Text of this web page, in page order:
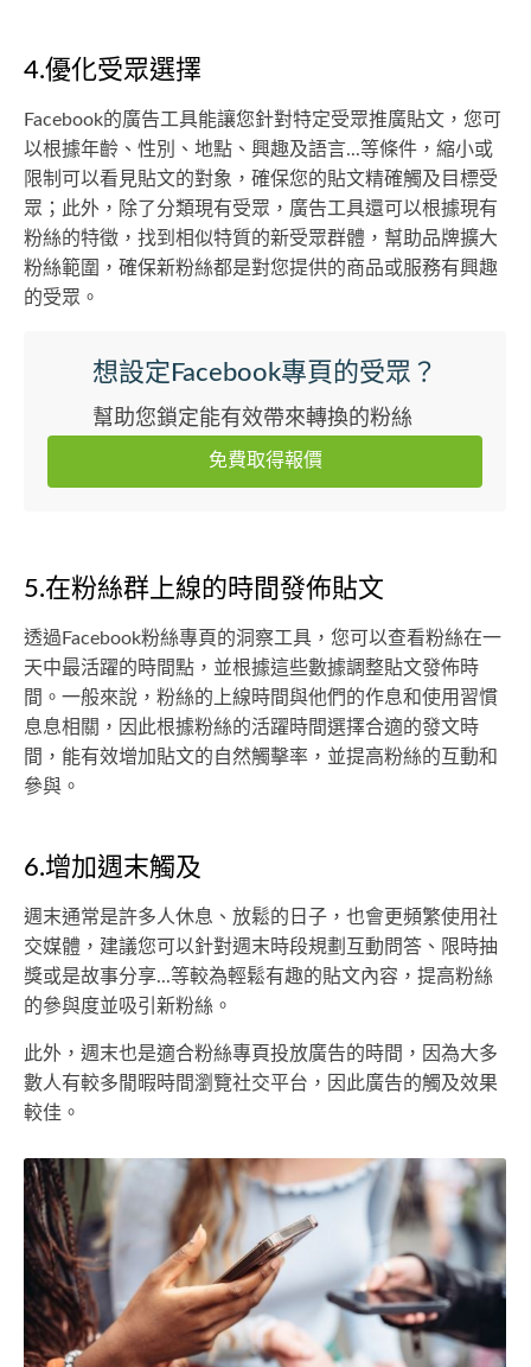
4.優化受眾選擇
Facebook的廣告工具能讓您針對特定受眾推廣貼文，您可
以根據年齡、性別、地點、興趣及語言...等條件，縮小或
限制可以看見貼文的對象，確保您的貼文精確觸及目標受
眾；此外，除了分類現有受眾，廣告工具還可以根據現有
粉絲的特徵，找到相似特質的新受眾群體，幫助品牌擴大
粉絲範圍，確保新粉絲都是對您提供的商品或服務有興趣
的受眾。
想設定Facebook專頁的受眾？
幫助您鎖定能有效帶來轉換的粉絲
免費取得報價
5.在粉絲群上線的時間發佈貼文
透過Facebook粉絲專頁的洞察工具，您可以查看粉絲在一
天中最活躍的時間點，並根據這些數據調整貼文發佈時
間。一般來說，粉絲的上線時間與他們的作息和使用習慣
息息相關，因此根據粉絲的活躍時間選擇合適的發文時
間，能有效增加貼文的自然觸擊率，並提高粉絲的互動和
參與。
6.增加週末觸及
週末通常是許多人休息、放鬆的日子，也會更頻繁使用社
交媒體，建議您可以針對週末時段規劃互動問答、限時抽
獎或是故事分享...等較為輕鬆有趣的貼文內容，提高粉絲
的參與度並吸引新粉絲。
此外，週末也是適合粉絲專頁投放廣告的時間，因為大多
數人有較多閒暇時間瀏覽社交平台，因此廣告的觸及效果
較佳。